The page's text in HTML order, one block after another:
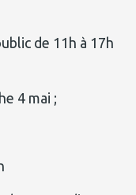
de 11h à 17h
4 mai ;